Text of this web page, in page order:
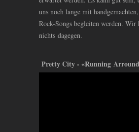
uns noch lange mit
Rock-Songs begleiten werden. Wir
nichts dagegen.
Pretty City - «Running